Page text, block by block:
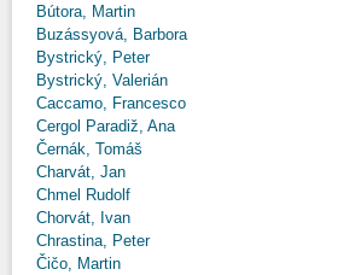
Bútora, Martin
Buzássyová, Barbora
Bystrický, Peter
Bystrický, Valerián
Caccamo, Francesco
Cergol Paradiž, Ana
Černák, Tomáš
Charvát, Jan
Chmel Rudolf
Chorvát, Ivan
Chrastina, Peter
Čičo, Martin